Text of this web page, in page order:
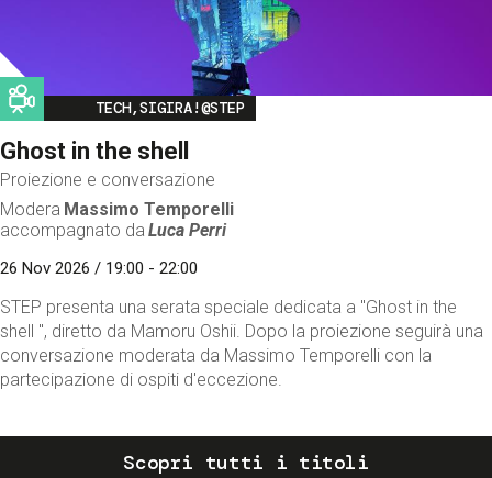
Image
TECH,SIGIRA!@STEP
Ghost in the shell
Proiezione e conversazione
Modera Massimo Temporelli
accompagnato da Luca Perri
26 Nov 2026 / 19:00 - 22:00
STEP presenta una serata speciale dedicata a "Ghost in the
shell ", diretto da Mamoru Oshii. Dopo la proiezione seguirà una
conversazione moderata da Massimo Temporelli con la
partecipazione di ospiti d'eccezione.
Scopri tutti i titoli